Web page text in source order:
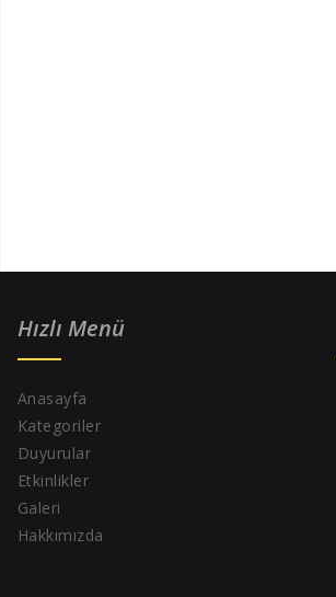
Hızlı Menü
Anasayfa
Kategoriler
Duyurular
Etkinlikler
Galeri
Hakkımızda